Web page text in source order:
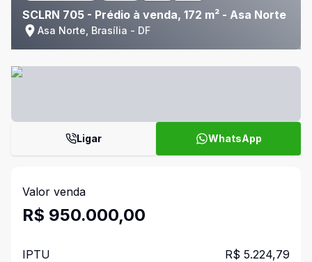
SCLRN 705 - Prédio à venda, 172 m² - Asa Norte
Asa Norte, Brasília - DF
Ligar WhatsApp
Valor venda
R$ 950.000,00
IPTU R$ 5.224,79